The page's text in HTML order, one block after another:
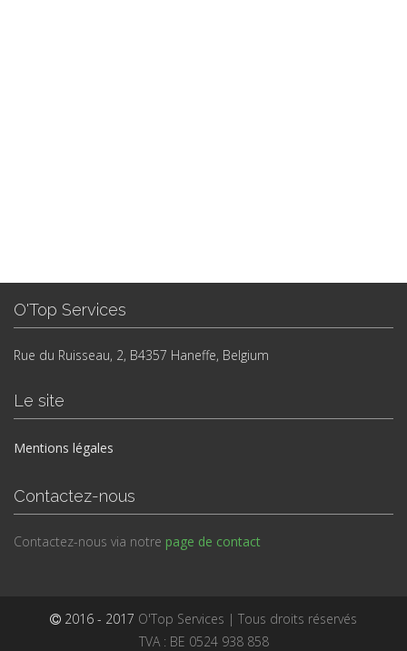
O'Top Services
Rue du Ruisseau, 2, B4357 Haneffe, Belgium
Le site
Mentions légales
Contactez-nous
Contactez-nous via notre page de contact
2016 - 2017 O'Top Services | Tous droits réservés
TVA : BE 0524 938 858